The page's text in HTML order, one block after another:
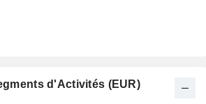
d'Activités (EUR)